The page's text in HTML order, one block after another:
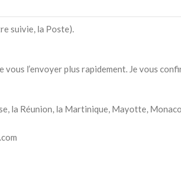
suivie, la Poste).
l’envoyer plus rapidement. Je vous
la Réunion, la Martinique, Mayotte,